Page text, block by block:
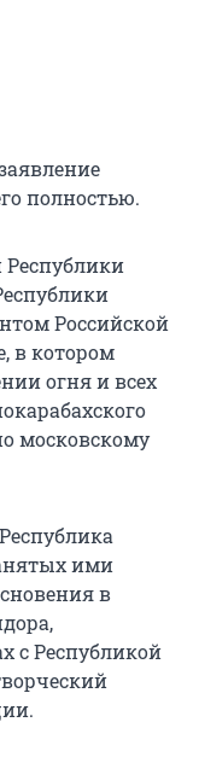
полностью.
Российской
в котором
огня и всех
московскому
ими
в
с Республикой